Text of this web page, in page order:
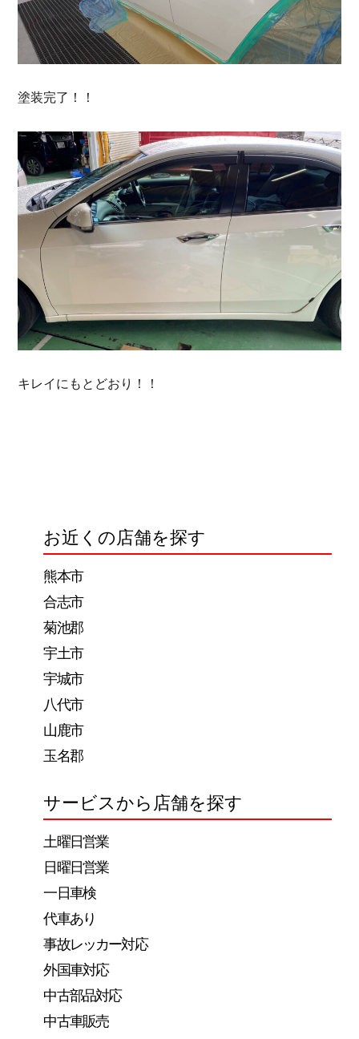
塗装完了！！
キレイにもとどおり！！
お近くの店舗を探す
熊本市
合志市
菊池郡
宇土市
宇城市
八代市
山鹿市
玉名郡
サービスから店舗を探す
土曜日営業
日曜日営業
一日車検
代車あり
事故レッカー対応
外国車対応
中古部品対応
中古車販売